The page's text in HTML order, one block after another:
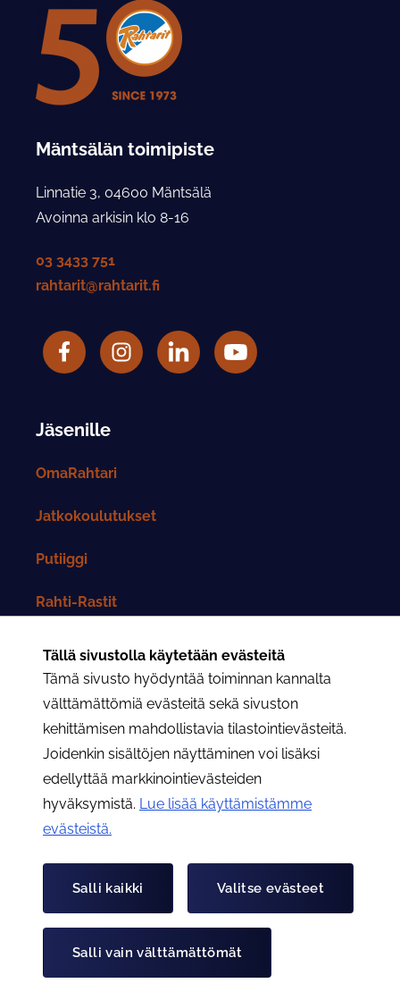
Tällä sivustolla käytetään evästeitä
Tämä sivusto hyödyntää toiminnan kannalta
välttämättömiä evästeitä sekä sivuston
kehittämisen mahdollistavia tilastointievästeitä.
Joidenkin sisältöjen näyttäminen voi lisäksi
edellyttää markkinointievästeiden
hyväksymistä. Lue lisää käyttämistämme
evästeistä.​​​​​​
Salli kaikki
Salli vain välttämättömät
Valitse evästeet
Mäntsälän toimipiste
Linnatie 3, 04600 Mäntsälä
Avoinna arkisin klo 8-16
03 3433 751
rahtarit@rahtarit.fi
FacebookRahtarit ry Instagram-tili
LinkedIn Rahtarit ry YouTube-tili
Jäsenille
OmaRahtari
Jatkokoulutukset
Putiiggi
Rahti-Rastit
Rahtarit-lehti
Yhteystiedot
Rahtarit ry:n yhteystiedot
Osastojen yhteystiedot
Hae
Tietoa evästeistä Tietosuojaseloste
© Rahtarit ry 2026